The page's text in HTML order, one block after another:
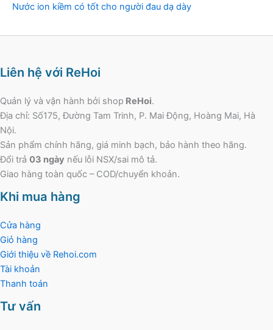
Nước ion kiềm có tốt cho người đau dạ dày
Liên hệ với ReHoi
Quản lý và vận hành bởi shop ReHoi.
Địa chỉ: Số175, Đường Tam Trinh, P. Mai Động, Hoàng Mai, Hà
Nội.
Sản phẩm chính hãng, giá minh bạch, bảo hành theo hãng.
Đổi trả 03 ngày nếu lỗi NSX/sai mô tả.
Giao hàng toàn quốc – COD/chuyển khoản.
Khi mua hàng
Cửa hàng
Giỏ hàng
Giới thiệu về Rehoi.com
Tài khoản
Thanh toán
Tư vấn